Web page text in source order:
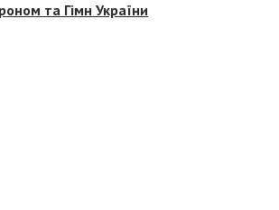
та Гімн України